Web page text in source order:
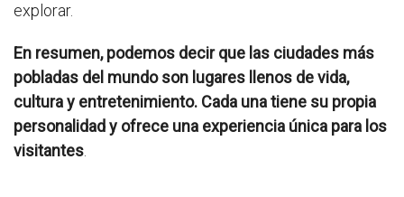
explorar.
En resumen, podemos decir que las ciudades más
pobladas del mundo son lugares llenos de vida,
cultura y entretenimiento. Cada una tiene su propia
personalidad y ofrece una experiencia única para los
visitantes